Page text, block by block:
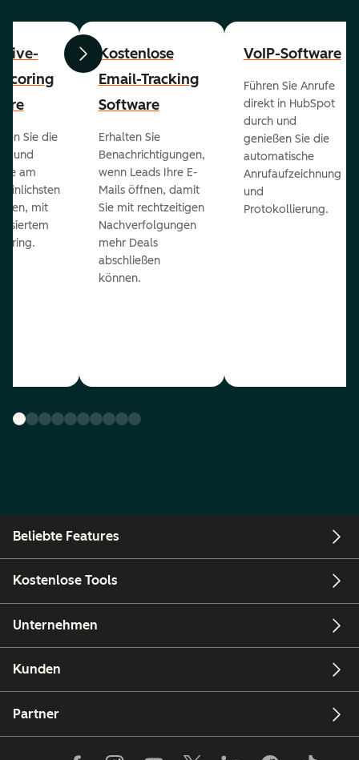
ZurückWeiter
Sie die
und
am
mit
Kostenlose
Email-Tracking
Software
Erhalten Sie
Benachrichtigungen,
wenn Leads Ihre E-
Mails öffnen, damit
Sie mit rechtzeitigen
Nachverfolgungen
mehr Deals
abschließen
können.
VoIP-Software
Führen Sie Anrufe
direkt in HubSpot
durch und
genießen Sie die
automatische
Anrufaufzeichnung
und
Protokollierung.
Beliebte Features
Kostenlose Tools
Unternehmen
Kunden
Partner